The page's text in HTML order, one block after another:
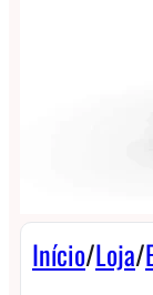
Início/Loja/